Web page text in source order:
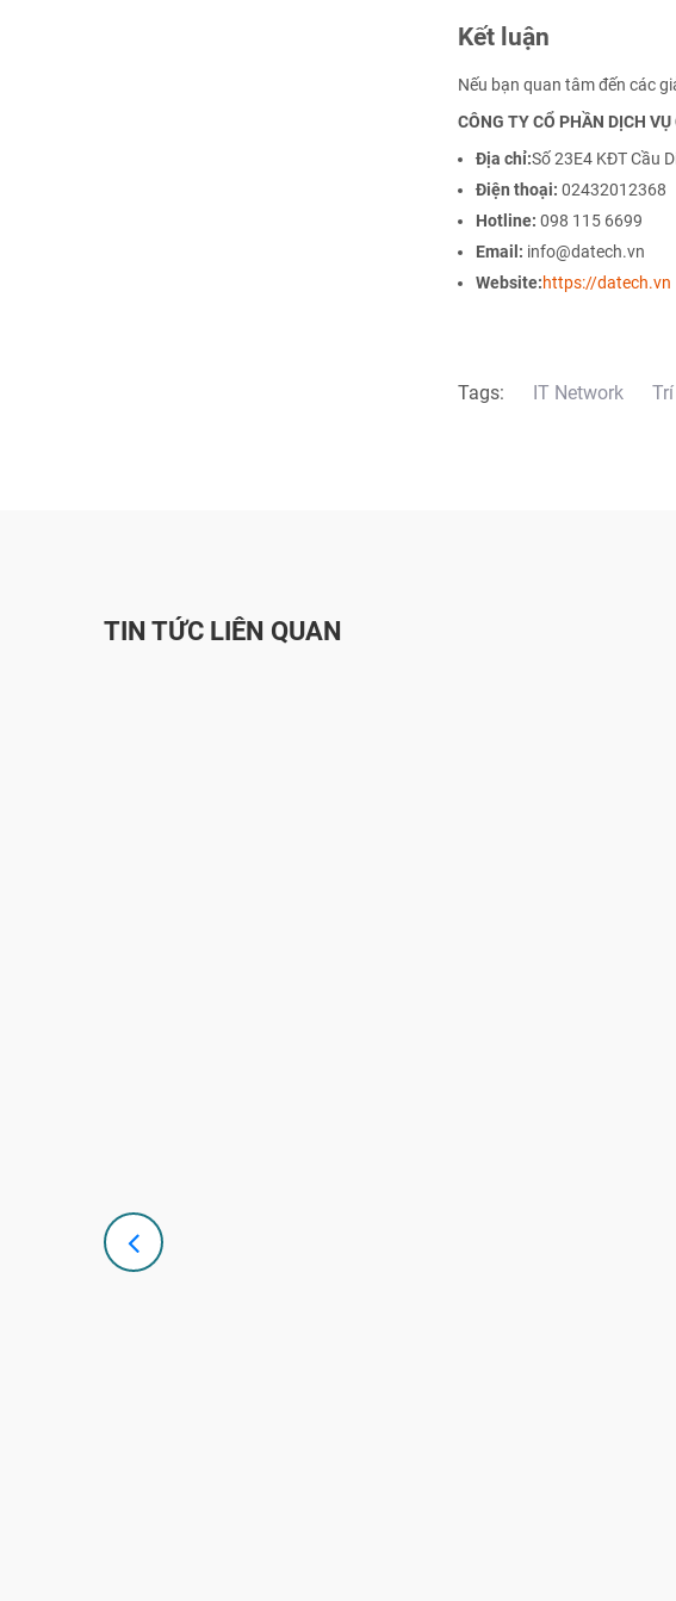
Kết luận
Nếu bạn quan tâm đến các
CÔNG TY CỔ PHẦN DỊCH
Địa chỉ:Số 23E4 KĐT Cầu
Điện thoại: 02432012368
Hotline: 098 115 6699
Email: info@datech.vn
Website:https://datech.vn
Tags: IT Network
TIN TỨC LIÊN QUAN